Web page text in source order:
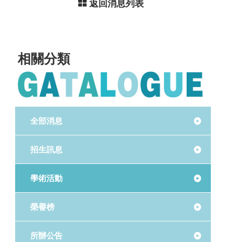
返回消息列表
相關分類
全部消息
招生訊息
學術活動
榮譽榜
所辦公告